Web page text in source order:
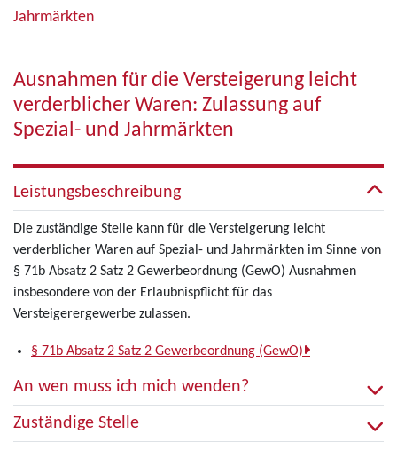
Jahrmärkten
Ausnahmen für die Versteigerung leicht
verderblicher Waren: Zulassung auf
Spezial- und Jahrmärkten
Leistungsbeschreibung
Die zuständige Stelle kann für die Versteigerung leicht
verderblicher Waren auf Spezial- und Jahrmärkten im Sinne von
§ 71b Absatz 2 Satz 2 Gewerbeordnung (GewO) Ausnahmen
insbesondere von der Erlaubnispflicht für das
Versteigerergewerbe zulassen.
§ 71b Absatz 2 Satz 2 Gewerbeordnung (GewO)
An wen muss ich mich wenden?
Zuständige Stelle